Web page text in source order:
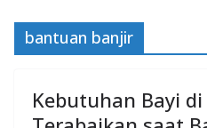
bantuan banjir
Kebutuhan Bayi